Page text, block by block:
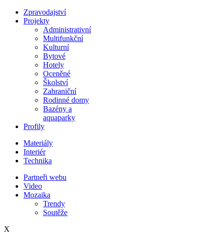
Zpravodajství
Projekty
Administrativní
Multifunkční
Kulturní
Bytové
Hotely
Oceněné
Školství
Zahraniční
Rodinné domy
Bazény a
aquaparky
Profily
Materiály
Interiér
Technika
Partneři webu
Video
Mozaika
Trendy
Soutěže
X